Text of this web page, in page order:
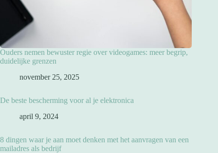
Ouders nemen bewuster regie over videogames: meer begrip,
duidelijke grenzen
november 25, 2025
De beste bescherming voor al je elektronica
april 9, 2024
8 dingen waar je aan moet denken met het aanvragen van een
mailadres als bedrijf